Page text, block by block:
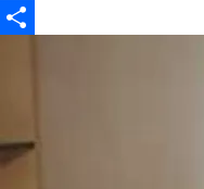
Email